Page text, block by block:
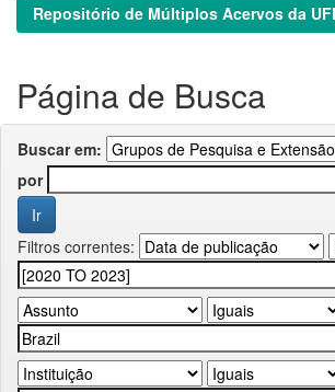
Repositório de Múltiplos Acervos da
Página de Busca
Buscar em:
por
Filtros correntes: